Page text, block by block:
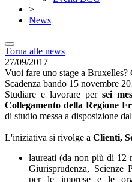
>
News
Torna alle news
27/09/2017
Vuoi fare uno stage a
Scadenza bando 15 novembre
Studiare e lavorare per sei
Collegamento della Regione
di studio messa a disposizione
L'iniziativa si rivolge a Clienti,
laureati (da non più di 12
Giurisprudenza, Scienze
per le imprese e le